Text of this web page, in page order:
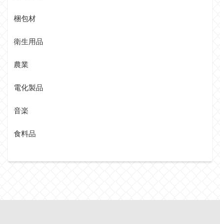
梱包材
衛生用品
農業
電化製品
音楽
食料品